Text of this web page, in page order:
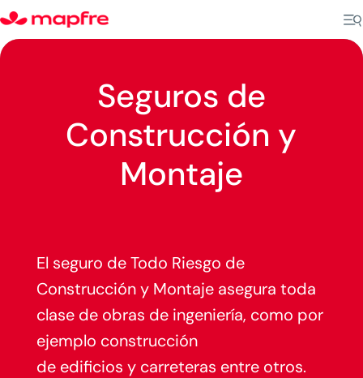
Seguros de
Construcción y
Montaje
El seguro de Todo Riesgo de
Construcción y Montaje asegura toda
clase de obras de ingeniería, como por
ejemplo construcción
de edificios y carreteras entre otros.